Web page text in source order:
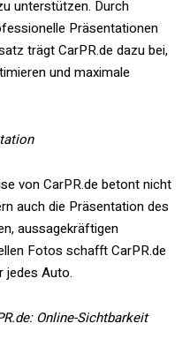
unterstützen. Durch
Präsentationen
trägt CarPR.de dazu bei,
und maximale
von CarPR.de betont nicht
auch die Präsentation des
aussagekräftigen
Fotos schafft CarPR.de
jedes Auto.
Online-Sichtbarkeit